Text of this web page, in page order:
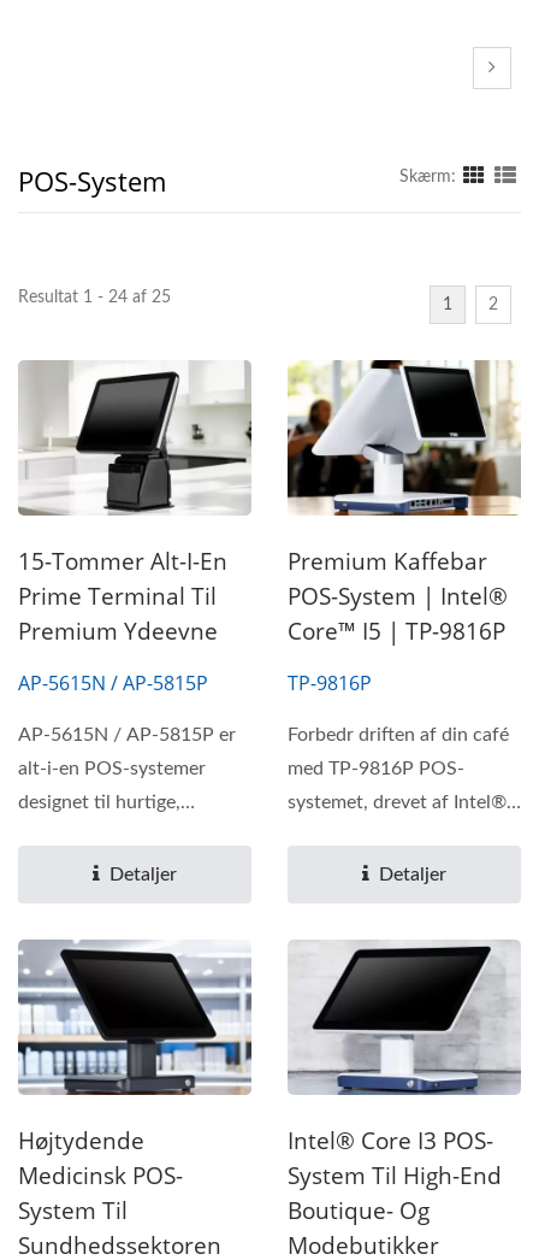
POS-System Skærm:
Resultat 1 - 24 af 25 1 2
15-Tommer Alt-I-En
Prime Terminal Til
Premium Ydeevne
AP-5615N / AP-5815P
AP-5615N / AP-5815P er
alt-i-en POS-systemer
designet til hurtige,
Detaljer
Premium Kaffebar
POS-System | Intel®
Core™ I5 | TP-9816P
TP-9816P
Forbedr driften af din café
med TP-9816P POS-
systemet, drevet af Intel®
Detaljer
Højtydende
Medicinsk POS-
System Til
Sundhedssektoren
Intel® Core I3 POS-
System Til High-End
Boutique- Og
Modebutikker